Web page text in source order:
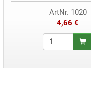
ArtNr. 1020
4,66 €